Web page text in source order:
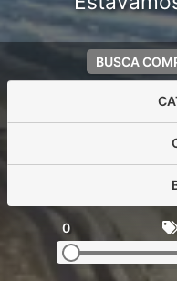
BUSCA
0